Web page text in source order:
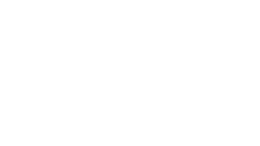
полов, укладки плитки,